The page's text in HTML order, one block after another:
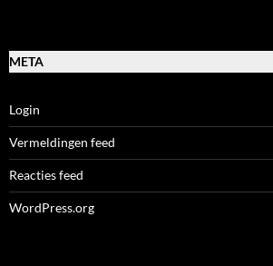
META
Login
Vermeldingen feed
Reacties feed
WordPress.org